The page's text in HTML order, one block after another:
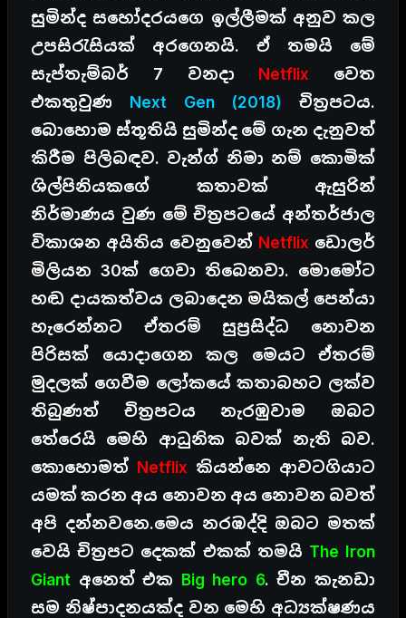
සුමින්ද සහෝදරයගෙ ඉල්ලීමක් අනුව කල
උපසිරැසියක් අරගෙනයි. ඒ තමයි මේ
සැප්තැම්බර් 7 වනදා Netflix වෙත
එකතුවුණ Next Gen (2018) චිත්‍ර‍පටය.
බොහොම ස්තූතියි සුමින්ද මේ ගැන දැනුවත්
කිරීම පිලිබඳව. වැන්ග් නිමා නම් කොමික්
ශිල්පිනියකගේ කතාවක් ඇසුරින්
නිර්මාණය වුණ මේ චිත්‍රපටයේ අන්තර්ජාල
විකාශන අයිතිය වෙනුවෙන් Netflix ඩොලර්
මිලියන 30ක් ගෙවා තිබෙනවා. මොමෝට
හඬ දායකත්වය ලබාදෙන මයිකල් පෙන්යා
හැරෙන්නට ඒතරම් සුප්‍රසිද්ධ නොවන
පිරිසක් යොදාගෙන කල මෙයට ඒතරම්
මුදලක් ගෙවීම ලෝකයේ කතාබහට ලක්ව
තිබුණත් චිත්‍රපටය නැරඹුවාම ඔබට
තේරෙයි මෙහි ආධුනික බවක් නැති බව.
කොහොමත් Netflix කියන්නෙ ආවටගියාට
යමක් කරන අය නොවන අය නොවන බවත්
අපි දන්නවනෙ.මෙය නරඹද්දි ඔබට මතක්
වෙයි චිත්‍රපට දෙකක් එකක් තමයි The Iron
Giant අනෙත් එක Big hero 6. චීන කැනඩා
සම නිෂ්පාදනයක්ද වන මෙහි අධ්‍යක්ෂණය